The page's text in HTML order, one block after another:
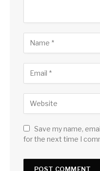
Save my name,
for the next time I